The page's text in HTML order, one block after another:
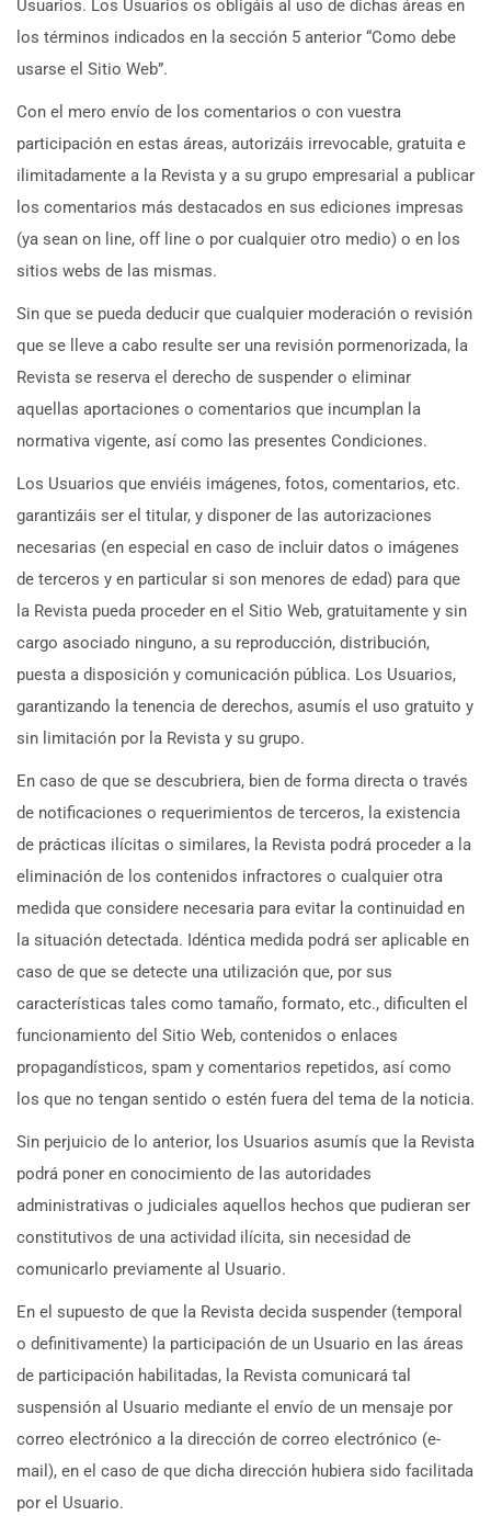
Usuarios. Los Usuarios os obligáis al uso de dichas áreas en
los términos indicados en la sección 5 anterior “Como debe
usarse el Sitio Web”.
Con el mero envío de los comentarios o con vuestra
participación en estas áreas, autorizáis irrevocable, gratuita e
ilimitadamente a la Revista y a su grupo empresarial a publicar
los comentarios más destacados en sus ediciones impresas
(ya sean on line, off line o por cualquier otro medio) o en los
sitios webs de las mismas.
Sin que se pueda deducir que cualquier moderación o revisión
que se lleve a cabo resulte ser una revisión pormenorizada, la
Revista se reserva el derecho de suspender o eliminar
aquellas aportaciones o comentarios que incumplan la
normativa vigente, así como las presentes Condiciones.
Los Usuarios que enviéis imágenes, fotos, comentarios, etc.
garantizáis ser el titular, y disponer de las autorizaciones
necesarias (en especial en caso de incluir datos o imágenes
de terceros y en particular si son menores de edad) para que
la Revista pueda proceder en el Sitio Web, gratuitamente y sin
cargo asociado ninguno, a su reproducción, distribución,
puesta a disposición y comunicación pública. Los Usuarios,
garantizando la tenencia de derechos, asumís el uso gratuito y
sin limitación por la Revista y su grupo.
En caso de que se descubriera, bien de forma directa o través
de notificaciones o requerimientos de terceros, la existencia
de prácticas ilícitas o similares, la Revista podrá proceder a la
eliminación de los contenidos infractores o cualquier otra
medida que considere necesaria para evitar la continuidad en
la situación detectada. Idéntica medida podrá ser aplicable en
caso de que se detecte una utilización que, por sus
características tales como tamaño, formato, etc., dificulten el
funcionamiento del Sitio Web, contenidos o enlaces
propagandísticos, spam y comentarios repetidos, así como
los que no tengan sentido o estén fuera del tema de la noticia.
Sin perjuicio de lo anterior, los Usuarios asumís que la Revista
podrá poner en conocimiento de las autoridades
administrativas o judiciales aquellos hechos que pudieran ser
constitutivos de una actividad ilícita, sin necesidad de
comunicarlo previamente al Usuario.
En el supuesto de que la Revista decida suspender (temporal
o definitivamente) la participación de un Usuario en las áreas
de participación habilitadas, la Revista comunicará tal
suspensión al Usuario mediante el envío de un mensaje por
correo electrónico a la dirección de correo electrónico (e-
mail), en el caso de que dicha dirección hubiera sido facilitada
por el Usuario.